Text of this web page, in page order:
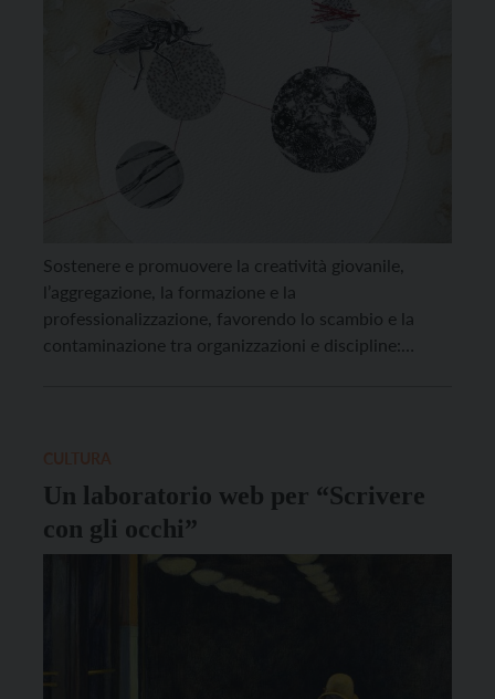
Sostenere e promuovere la creatività giovanile,
l’aggregazione, la formazione e la
professionalizzazione, favorendo lo scambio e la
contaminazione tra organizzazioni e discipline:
Un laboratorio web per “Scrivere
con gli occhi”